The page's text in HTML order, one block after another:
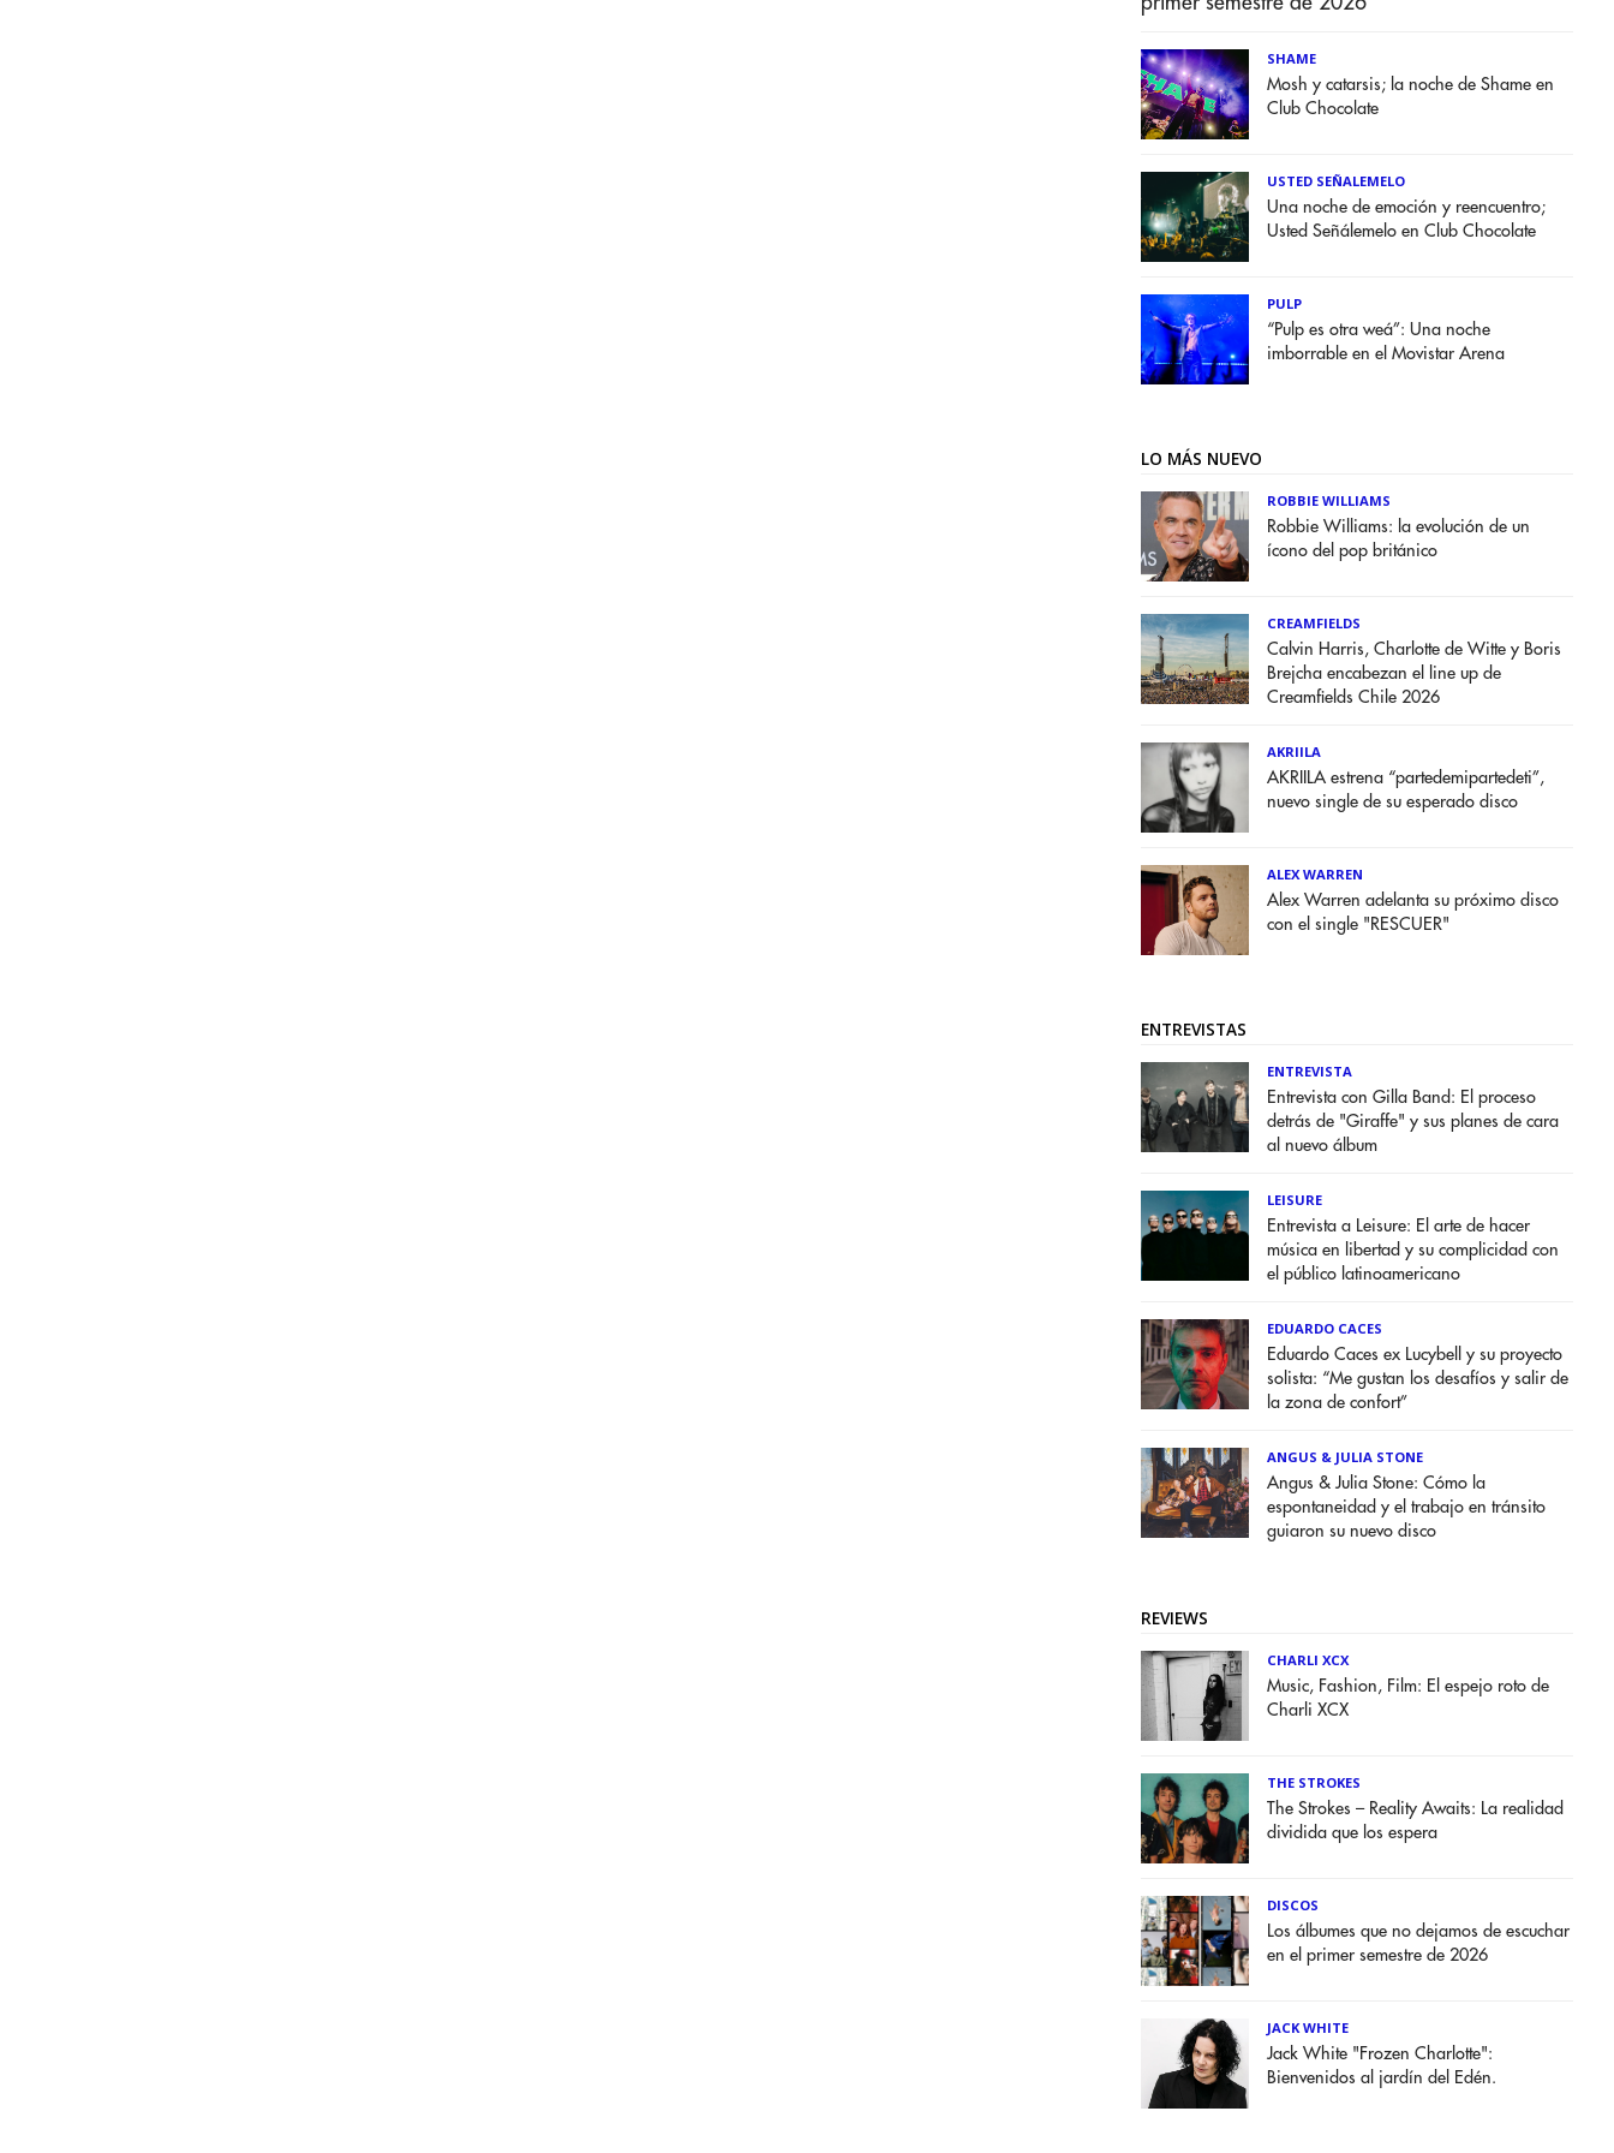
SHAME
Mosh y catarsis; la noche de Shame en
Club Chocolate
USTED SEÑALEMELO
Una noche de emoción y reencuentro;
Usted Señálemelo en Club Chocolate
PULP
“Pulp es otra weá”: Una noche
imborrable en el Movistar Arena
LO MÁS NUEVO
ROBBIE WILLIAMS
Robbie Williams: la evolución de un
ícono del pop británico
CREAMFIELDS
Calvin Harris, Charlotte de Witte y Boris
Brejcha encabezan el line up de
Creamfields Chile 2026
AKRIILA
AKRIILA estrena “partedemipartedeti”,
nuevo single de su esperado disco
ALEX WARREN
Alex Warren adelanta su próximo disco
con el single "RESCUER"
ENTREVISTAS
ENTREVISTA
Entrevista con Gilla Band: El proceso
detrás de "Giraffe" y sus planes de cara
al nuevo álbum
LEISURE
Entrevista a Leisure: El arte de hacer
música en libertad y su complicidad con
el público latinoamericano
EDUARDO CACES
Eduardo Caces ex Lucybell y su proyecto
solista: “Me gustan los desafíos y salir de
la zona de confort”
ANGUS & JULIA STONE
Angus & Julia Stone: Cómo la
espontaneidad y el trabajo en tránsito
guiaron su nuevo disco
REVIEWS
CHARLI XCX
Music, Fashion, Film: El espejo roto de
Charli XCX
THE STROKES
The Strokes – Reality Awaits: La realidad
dividida que los espera
DISCOS
Los álbumes que no dejamos de escuchar
en el primer semestre de 2026
JACK WHITE
Jack White "Frozen Charlotte":
Bienvenidos al jardín del Edén.